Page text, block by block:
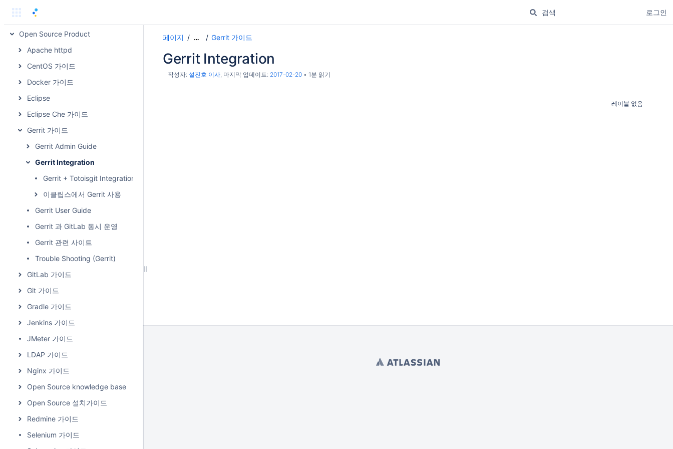
로그인
Freshworks Product
Open Source Product
Apache httpd
CentOS 가이드
Docker 가이드
Eclipse
Eclipse Che 가이드
Gerrit 가이드
Gerrit Admin Guide
Gerrit Integration
Gerrit + Totoisgit Integration
이클립스에서 Gerrit 사용
Gerrit User Guide
Gerrit 과 GitLab 동시 운영
Gerrit 관련 사이트
Trouble Shooting (Gerrit)
GitLab 가이드
Git 가이드
Gradle 가이드
Jenkins 가이드
JMeter 가이드
LDAP 가이드
Nginx 가이드
Open Source knowledge base
Open Source 설치가이드
Redmine 가이드
Selenium 가이드
페이지 … Gerrit 가이드
Gerrit Integration
작성자: 설진호 이사, 마지막 업데이트: 2017-02-20 1분 읽기
레이블 없음